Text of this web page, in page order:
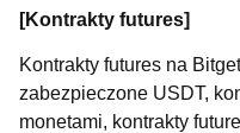
[Kontrakty futures]
Kontrakty futures na
zabezpieczone USDT,
monetami, kontrakty